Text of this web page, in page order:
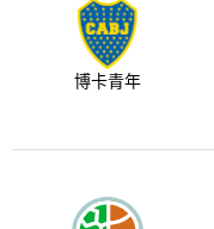
博卡青年